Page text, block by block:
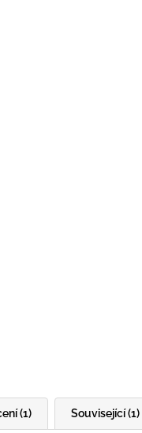
(1) Související (1)